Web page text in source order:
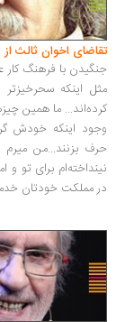
اخوان ثالث از رهبر
با فرهنگ کار عبثی
اینکه سحرخیزتر از ما
ما همین چیزها را
اینکه خودش گرجی
بزنند...من میرم رو
برای تو و امثال
مملکت خودتان خدمت